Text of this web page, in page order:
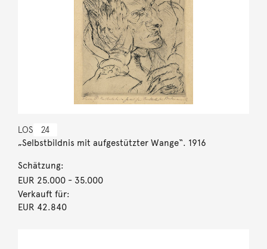
LOS 24
„Selbstbildnis mit aufgestützter Wange“. 1916
Schätzung:
EUR 25.000- 35.000
Verkauft für:
EUR 42.840